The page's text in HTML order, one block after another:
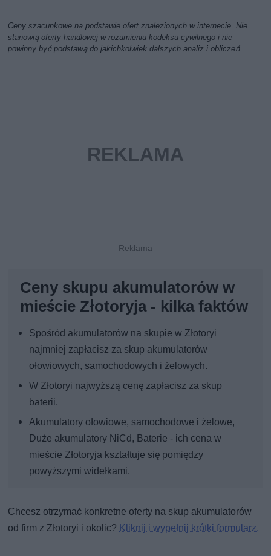
Ceny szacunkowe na podstawie ofert znalezionych w internecie. Nie
stanowią oferty handlowej w rozumieniu kodeksu cywilnego i nie
powinny być podstawą do jakichkolwiek dalszych analiz i obliczeń
Ceny skupu akumulatorów w
mieście Złotoryja - kilka faktów
Spośród akumulatorów na skupie w Złotoryi
najmniej zapłacisz za skup akumulatorów
ołowiowych, samochodowych i żelowych.
W Złotoryi najwyższą cenę zapłacisz za skup
baterii.
Akumulatory ołowiowe, samochodowe i żelowe,
Duże akumulatory NiCd, Baterie - ich cena w
mieście Złotoryja kształtuje się pomiędzy
powyższymi widełkami.
Chcesz otrzymać konkretne oferty na skup akumulatorów
od firm z Złotoryi i okolic? Kliknij i wypełnij krótki formularz.